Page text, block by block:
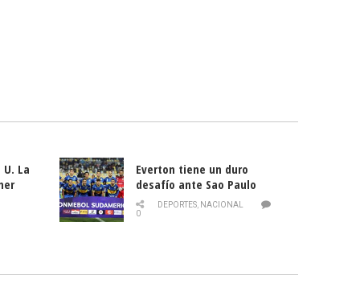
La
Everton tiene un duro
desafío ante Sao Paulo
DEPORTES, NACIONAL
0